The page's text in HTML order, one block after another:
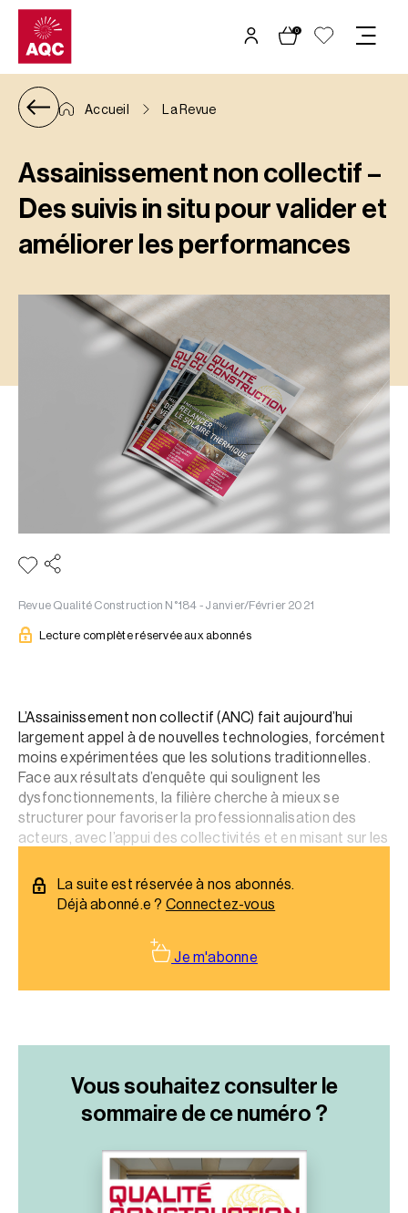
Panneau de gestion des cookies
0
Accueil La Revue
Assainissement non collectif –
Des suivis in situ pour valider et
améliorer les performances
Revue Qualité Construction N°184 - Janvier/Février 2021
Lecture complète réservée aux abonnés
L’Assainissement non collectif (ANC) fait aujourd’hui
largement appel à de nouvelles technologies, forcément
moins expérimentées que les solutions traditionnelles.
Face aux résultats d’enquête qui soulignent les
dysfonctionnements, la filière cherche à mieux se
structurer pour favoriser la professionnalisation des
acteurs, avec l’appui des collectivités et en misant sur les
La suite est réservée à nos abonnés.
Déjà abonné.e ? Connectez-vous
Je m'abonne
Vous souhaitez consulter le
sommairede ce numéro ?